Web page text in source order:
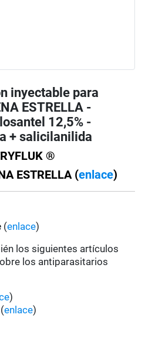
inyectable para
ESTRELLA -
12,5% -
+ salicilanilida
®
ESTRELLA (enlace)
(enlace)
los siguientes artículos
los antiparasitarios
)
enlace)